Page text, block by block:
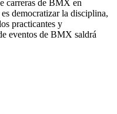
carreras de BMX en
democratizar la disciplina,
practicantes y
eventos de BMX saldrá